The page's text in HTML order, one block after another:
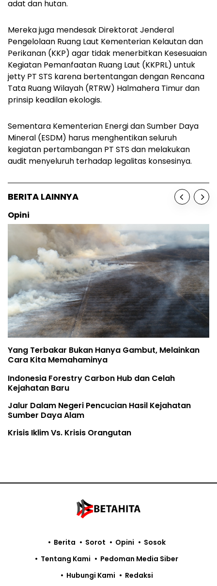
adat dan hutan.
Mereka juga mendesak Direktorat Jenderal
Pengelolaan Ruang Laut Kementerian Kelautan dan
Perikanan (KKP) agar tidak menerbitkan Kesesuaian
Kegiatan Pemanfaatan Ruang Laut (KKPRL) untuk
jetty PT STS karena bertentangan dengan Rencana
Tata Ruang Wilayah (RTRW) Halmahera Timur dan
prinsip keadilan ekologis.
Sementara Kementerian Energi dan Sumber Daya
Mineral (ESDM) harus menghentikan seluruh
kegiatan pertambangan PT STS dan melakukan
audit menyeluruh terhadap legalitas konsesinya.
BERITA LAINNYA
Opini
Yang Terbakar Bukan Hanya Gambut, Melainkan
Cara Kita Memahaminya
Indonesia Forestry Carbon Hub dan Celah
Kejahatan Baru
Jalur Dalam Negeri Pencucian Hasil Kejahatan
Sumber Daya Alam
Krisis Iklim Vs. Krisis Orangutan
Berita Sorot Opini
Sosok
Tentang Kami
Pedoman Media Siber
Hubungi Kami
Redaksi